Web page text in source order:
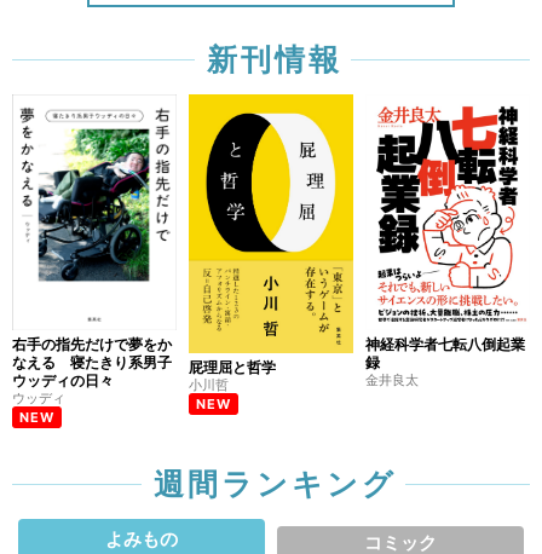
新刊情報
右手の指先だけで夢をか
なえる 寝たきり系男子
ウッディの日々
ウッディ
NEW
屁理屈と哲学
小川哲
NEW
神経科学者七転八倒起業
録
金井良太
週間ランキング
よみもの コミック